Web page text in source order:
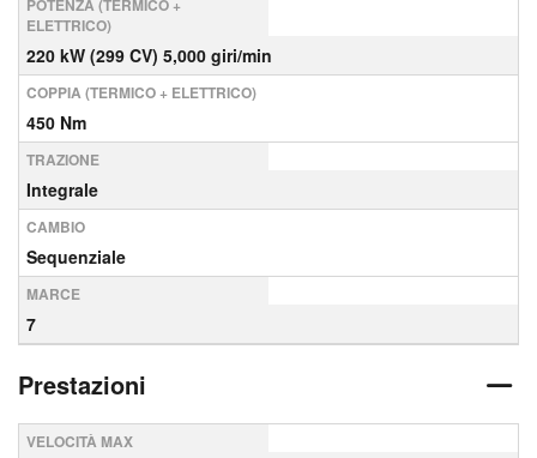
POTENZA (TERMICO +
ELETTRICO)
220 kW (299 CV) 5,000 giri/min
COPPIA (TERMICO + ELETTRICO)
450 Nm
TRAZIONE
Integrale
CAMBIO
Sequenziale
MARCE
7
Prestazioni
VELOCITÀ MAX